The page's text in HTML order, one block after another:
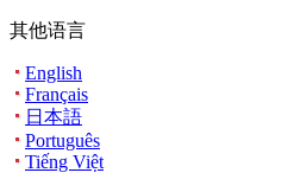
其他语言
English
Français
日本語
Português
Tiếng Việt